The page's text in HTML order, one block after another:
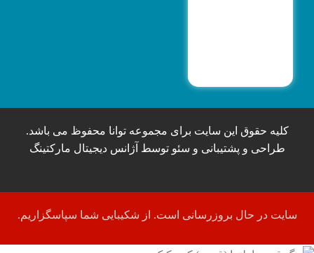
کلیه حقوق این سایت برای مجموعه توانا محفوظ می باشد.
طراحی و پشتیبانی و سئو توسط آژانس دیجیتال مارکتینگ
سایت در حال بروزرسانی است. از شکیبایی شما سپاسگزاریم.